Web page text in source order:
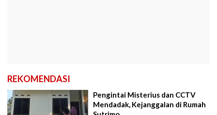
REKOMENDASI
Pengintai Misterius dan CCTV
Mendadak, Kejanggalan di Rumah